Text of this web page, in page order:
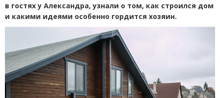
в гостях у Александра, узнали о том, как строился дом
и какими идеями особенно гордится хозяин.